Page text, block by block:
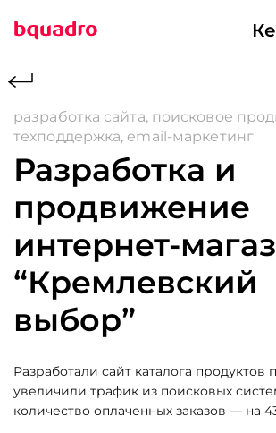
Кейсы
Услуги
Разработка ИИ
Создание сайтов
Продвижение
Web-приложения
порталы
Сервисы и
Готовые решения
Сервисы
О компании
разработка сайта, поисковое
техподдержка, email-маркетинг
Разработка и
продвижение
интернет-
“Кремлевский
выбор”
Разработали сайт каталога продуктов
увеличили трафик из поисковых
количество оплаченных заказов — на